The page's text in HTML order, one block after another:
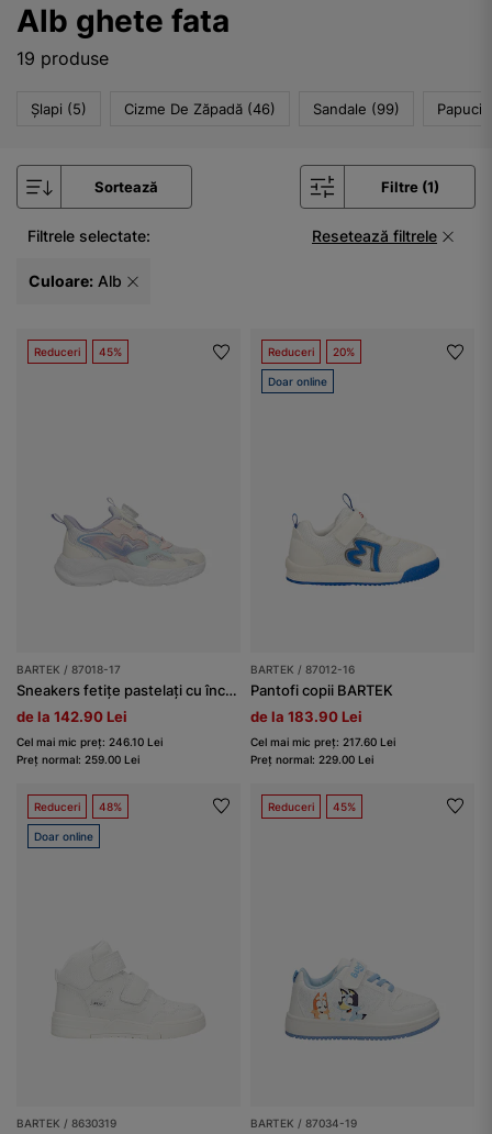
Alb ghete fata
19 produse
Șlapi (5) Cizme De Zăpadă (46) Sandale (99) Papuci
Sortează Filtre (1)
Filtrele selectate: Resetează filtrele
Culoare: Alb
Reduceri 45%
BARTEK / 87018-17
Sneakers fetițe pastelați cu închidere prin buton rotativ BARTEK 87018-17
de la 142.90 Lei
Cel mai mic preț: 246.10 Lei
Preț normal: 259.00 Lei
Reduceri 20%
Doar online
BARTEK / 87012-16
Pantofi copii BARTEK
de la 183.90 Lei
Cel mai mic preț: 217.60 Lei
Preț normal: 229.00 Lei
Reduceri 48%
Doar online
BARTEK / 8630319
Reduceri 45%
BARTEK / 87034-19